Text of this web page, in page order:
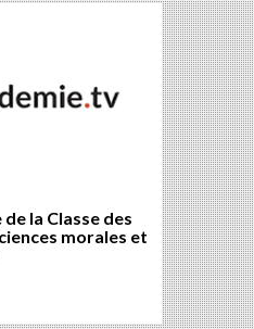
la Classe des
morales et